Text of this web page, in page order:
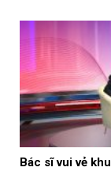
Bác sĩ vui vẻ